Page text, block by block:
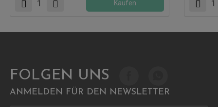
Kaufen
FOLGEN UNS
ANMELDEN FÜR DEN NEWSLETTER